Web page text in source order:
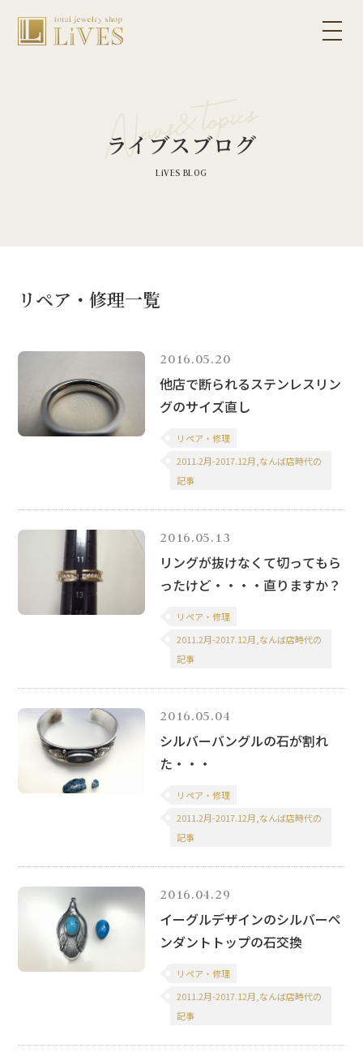
ライブスブログ
リペア・修理一覧
2016.05.20
他店で断られるステンレスリン
グのサイズ直し
リペア・修理
2011.2月-2017.12月,なんば店時代の
記事
2016.05.13
リングが抜けなくて切ってもら
ったけど・・・・直りますか？
リペア・修理
2011.2月-2017.12月,なんば店時代の
記事
2016.05.04
シルバーバングルの石が割れ
た・・・
リペア・修理
2011.2月-2017.12月,なんば店時代の
記事
2016.04.29
イーグルデザインのシルバーペ
ンダントトップの石交換
リペア・修理
2011.2月-2017.12月,なんば店時代の
記事